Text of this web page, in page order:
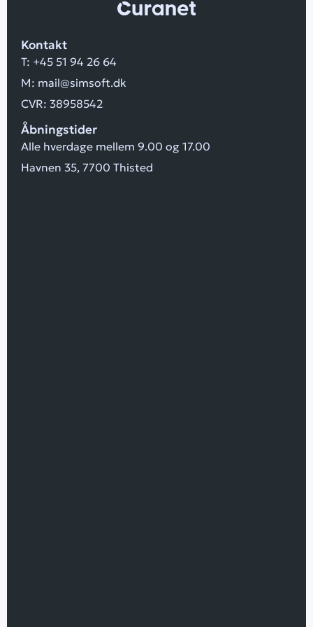
Kontakt
T: +45 51 94 26 64
M: mail@simsoft.dk
CVR: 38958542
Åbningstider
Alle hverdage mellem 9.00 og 17.00
Havnen 35, 7700 Thisted